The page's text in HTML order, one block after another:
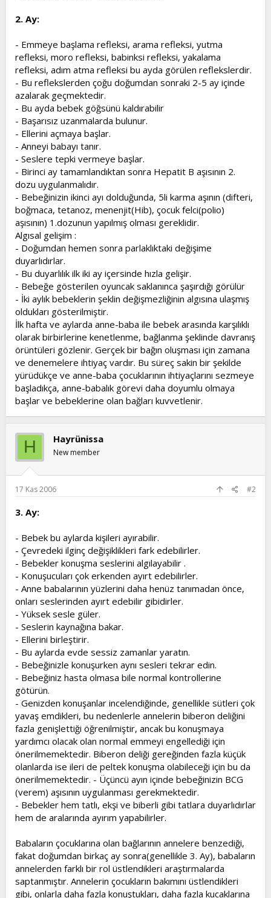
2. Ay:
- Emmeye başlama refleksi, arama refleksi, yutma
refleksi, moro refleksi, babinksi refleksi, yakalama
refleksi, adım atma refleksi bu ayda görülen reflekslerdir.
- Bu reflekslerden çoğu doğumdan sonraki 2-5 ay içinde
azalarak geçmektedir.
- Bu ayda bebek göğsünü kaldırabilir
- Başarısız uzanmalarda bulunur.
- Ellerini açmaya başlar.
- Anneyi babayı tanır.
- Seslere tepki vermeye başlar.
- Birinci ay tamamlandıktan sonra Hepatit B aşısının 2.
dozu uygulanmalıdır.
- Bebeğinizin ikinci ayı dolduğunda, 5li karma aşının (difteri,
boğmaca, tetanoz, menenjit(Hib), çocuk felci(polio)
aşısının) 1.dozunun yapılmış olması gereklidir.
Algısal gelişim :
- Doğumdan hemen sonra parlaklıktaki değişime
duyarlıdırlar.
- Bu duyarlılık ilk iki ay içersinde hızla gelişir.
- Bebeğe gösterilen oyuncak saklanınca şaşırdığı görülür
- İki aylık bebeklerin şeklin değişmezliğinin algısına ulaşmış
oldukları gösterilmiştir.
İlk hafta ve aylarda anne-baba ile bebek arasında karşılıklı
olarak birbirlerine kenetlenme, bağlanma şeklinde davranış
örüntüleri gözlenir. Gerçek bir bağın oluşması için zamana
ve denemelere ihtiyaç vardır. Bu süreç sakin bir şekilde
yürüdükçe ve anne-baba çocuklarının ihtiyaçlarını sezmeye
başladıkça, anne-babalık görevi daha doyumlu olmaya
başlar ve bebeklerine olan bağları kuvvetlenir.
H Hayrünissa
New member
17 Kas 2006 #2
3. Ay:
- Bebek bu aylarda kişileri ayırabilir.
- Çevredeki ilginç değişiklikleri fark edebilirler.
- Bebekler konuşma seslerini algılayabilir .
- Konuşucuları çok erkenden ayırt edebilirler.
- Anne babalarının yüzlerini daha henüz tanımadan önce,
onları seslerinden ayırt edebilir gibidirler.
- Yüksek sesle güler.
- Seslerin kaynağına bakar.
- Ellerini birleştirir.
- Bu aylarda evde sessiz zamanlar yaratın.
- Bebeğinizle konuşurken aynı sesleri tekrar edin.
- Bebeğiniz hasta olmasa bile normal kontrollerine
götürün.
- Genizden konuşanlar incelendiğinde, genellikle sütleri çok
yavaş emdikleri, bu nedenlerle annelerin biberon deliğini
fazla genişlettiği öğrenilmiştir, ancak bu konuşmaya
yardımcı olacak olan normal emmeyi engellediği için
önerilmemektedir. Biberon deliği gereğinden fazla küçük
olanlarda ise ileri de peltek konuşma olabileceği için bu da
önerilmemektedir. - Üçüncü ayın içinde bebeğinizin BCG
(verem) aşısının uygulanması gerekmektedir.
- Bebekler hem tatlı, ekşi ve biberli gibi tatlara duyarlıdırlar
hem de aralarında ayırım yapabilirler.
Babaların çocuklarına olan bağlarının annelere benzediği,
fakat doğumdan birkaç ay sonra(genellikle 3. Ay), babaların
annelerden farklı bir rol üstlendikleri araştırmalarda
saptanmıştır. Annelerin çocukların bakımını üstlendikleri
gibi, onlarla daha fazla konuştukları, daha fazla kucaklarına